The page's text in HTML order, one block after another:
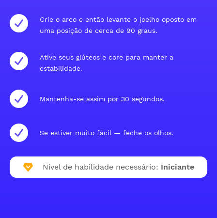
Crie o arco e então levante o joelho oposto em
uma posição de cerca de 90 graus.
Ative seus glúteos e core para manter a
estabilidade.
Mantenha-se assim por 30 segundos.
Se estiver muito fácil — feche os olhos.
Nível de habilidade necessário: Iniciante